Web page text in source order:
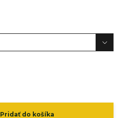
Pridať do košíka